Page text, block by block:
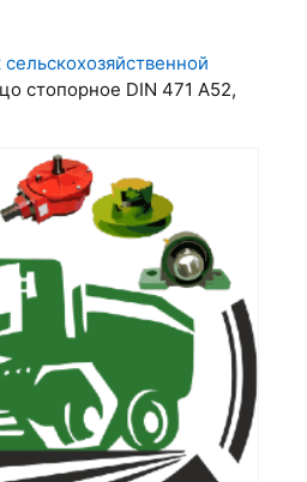
сельскохозяйственной
стопорное DIN 471 А52,